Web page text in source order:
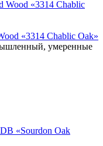
«3314 Chablic Oak»
умеренные